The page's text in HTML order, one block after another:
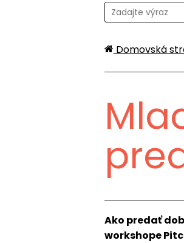
Domovská
Ako predať
workshope